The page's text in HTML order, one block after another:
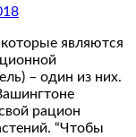
являются
– один из них.
рацион
“Чтобы